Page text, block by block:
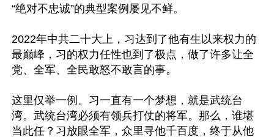
“绝对不忠诚”的典型案例屡见不鲜。
2022年中共二十大上，习达到了他有生以来权力的
最巅峰，习的权力任性也到了极点，做了许多让全
党、全军、全民敢怒不敢言的事。
这里仅举一例。习一直有一个梦想，就是武统台
湾。武统台湾必须有领兵打仗的将军。那么，谁堪
当此任？习放眼全军，众里寻他千百度，终于从他